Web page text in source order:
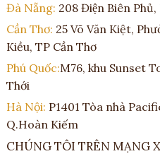
Đà Nẵng: 208 Điện Biên
Cần Thơ: 25 Võ Văn Kiệt,
Kiều, TP Cần Thơ
Phú Quốc:M76, khu Sunset
Thới
Hà Nội: P1401 Tòa nhà
Q.Hoàn Kiếm
CHÚNG TÔI TRÊN MẠNG